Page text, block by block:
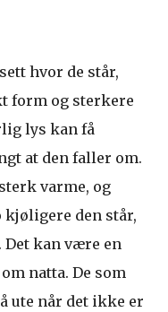
hvor de står,
form og sterkere
lys kan få
at den faller om.
varme, og
kjøligere den står,
kan være en
natta. De som
ute når det ikke er